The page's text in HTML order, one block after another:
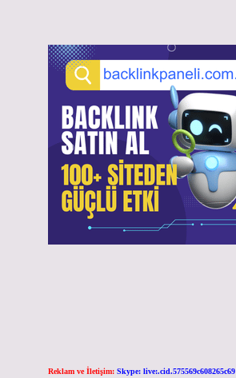
Reklam ve İletişim: Skype: live:.cid.575569c608265c69